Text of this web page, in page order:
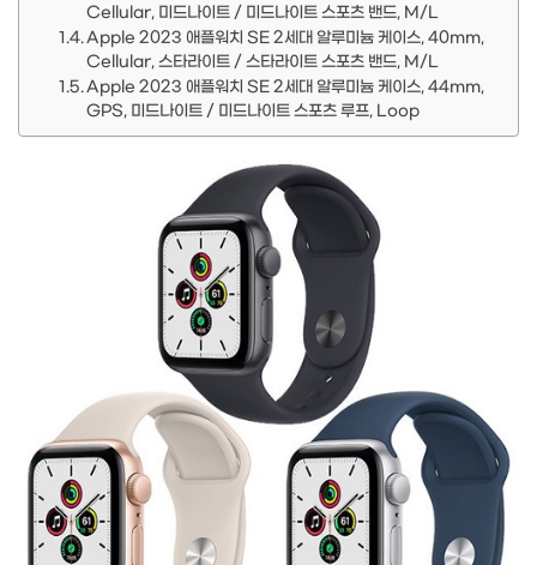
Cellular, 미드나이트 / 미드나이트 스포츠 밴드, M/L
Apple 2023 애플워치 SE 2세대 알루미늄 케이스, 40mm,
Cellular, 스타라이트 / 스타라이트 스포츠 밴드, M/L
Apple 2023 애플워치 SE 2세대 알루미늄 케이스, 44mm,
GPS, 미드나이트 / 미드나이트 스포츠 루프, Loop